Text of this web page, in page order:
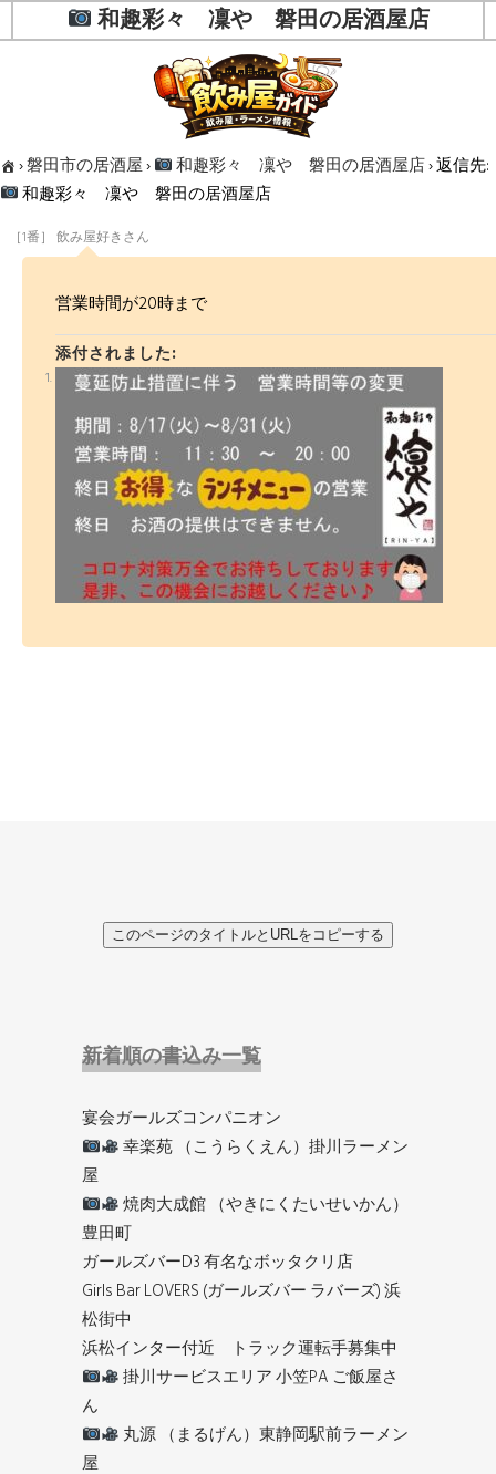
和趣彩々 凜や 磐田の居酒屋店
›磐田市の居酒屋› 和趣彩々 凜や 磐田の居酒屋店›返信先:
和趣彩々 凜や 磐田の居酒屋店
［1番］ 飲み屋好きさん
営業時間が20時まで
添付されました:
このページのタイトルとURLをコピーする
新着順の書込み一覧
宴会ガールズコンパニオン
幸楽苑 （こうらくえん）掛川ラーメン
屋
焼肉大成館 （やきにくたいせいかん）
豊田町
ガールズバーD3 有名なボッタクリ店
Girls Bar LOVERS (ガールズバー ラバーズ) 浜
松街中
浜松インター付近 トラック運転手募集中
掛川サービスエリア 小笠PA ご飯屋さ
ん
丸源 （まるげん）東静岡駅前ラーメン
屋